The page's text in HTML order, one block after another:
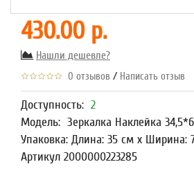
430.00 р.
Нашли дешевле?
0 отзывов / Написать отзыв
Доступность: 2
Модель: Зеркалка Наклейка
Упаковка: Длина: 35 см x Ширина:
Артикул 2000000223285